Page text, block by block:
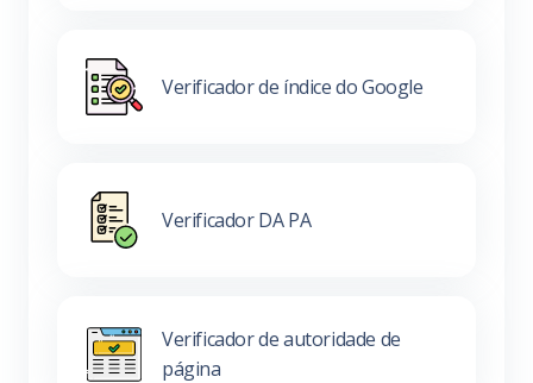
Verificador de índice do Google
Verificador DA PA
Verificador de autoridade de
página